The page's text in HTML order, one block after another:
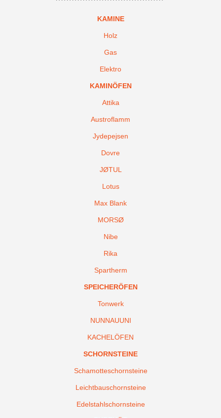
KAMINE
Holz
Gas
Elektro
KAMINÖFEN
Attika
Austroflamm
Jydepejsen
Dovre
JØTUL
Lotus
Max Blank
MORSØ
Nibe
Rika
Spartherm
SPEICHERÖFEN
Tonwerk
NUNNAUUNI
KACHELÖFEN
SCHORNSTEINE
Schamotteschornsteine
Leichtbauschornsteine
Edelstahlschornsteine